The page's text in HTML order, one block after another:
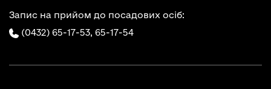
Запис на прийом до посадових осіб:
(0432) 65-17-53, 65-17-54